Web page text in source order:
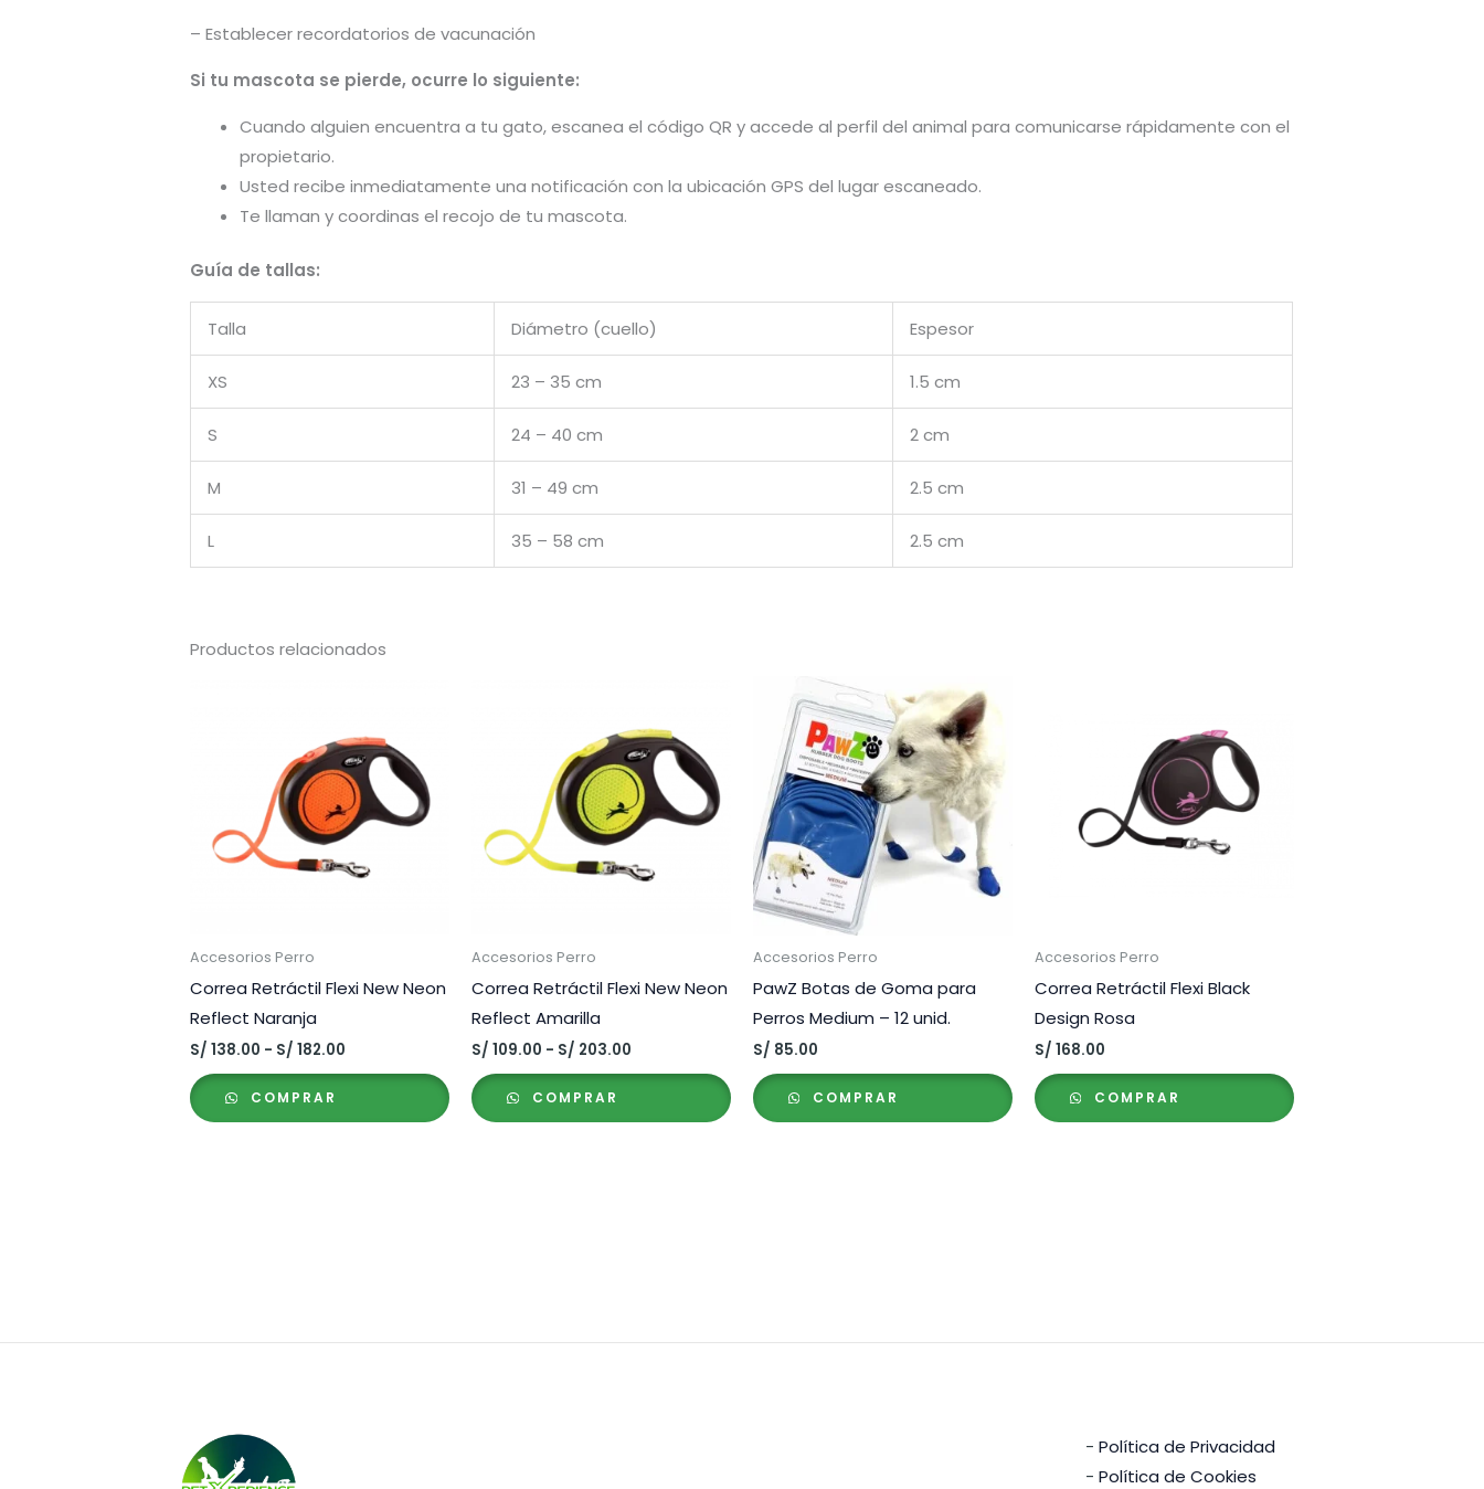
– Establecer recordatorios de vacunación
Si tu mascota se pierde, ocurre lo siguiente:
Cuando alguien encuentra a tu gato, escanea el código QR y accede al perfil del animal para comunicarse rápidamente con el
propietario.
Usted recibe inmediatamente una notificación con la ubicación GPS del lugar escaneado.
Te llaman y coordinas el recojo de tu mascota.
Guía de tallas:
Talla Diámetro (cuello) Espesor
XS 23 – 35 cm 1.5 cm
S 24 – 40 cm 2 cm
M 31 – 49 cm 2.5 cm
L 35 – 58 cm 2.5 cm
Productos relacionados
Accesorios Perro
Correa Retráctil Flexi New Neon
Reflect Naranja
S/ 138.00 - S/ 182.00
S/ 138.00
COMPRAR
Accesorios Perro
Correa Retráctil Flexi New Neon
Reflect Amarilla
S/ 109.00 - S/ 203.00
S/ 109.00
COMPRAR
Accesorios Perro
PawZ Botas de Goma para
Perros Medium – 12 unid.
S/ 85.00
COMPRAR
Accesorios Perro
Correa Retráctil Flexi Black
Design Rosa
S/ 168.00
COMPRAR
-Política de Privacidad
-Política de Cookies